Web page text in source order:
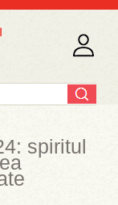
spiritul